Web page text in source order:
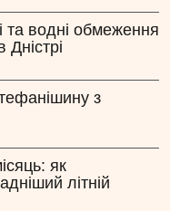
та водні обмеження
з
як
літній